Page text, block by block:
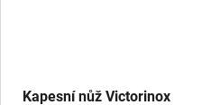
Kapesní nůž Victorinox